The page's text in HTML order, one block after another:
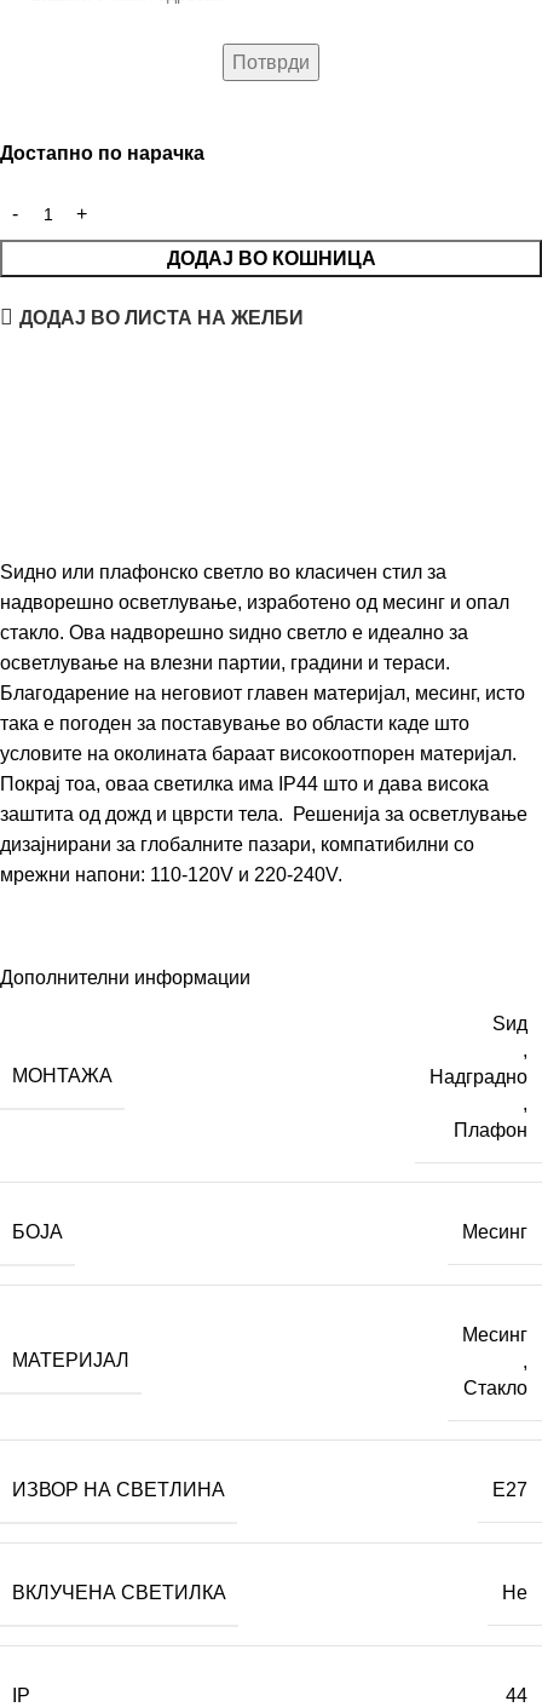
Достапно по нарачка
ДОДАЈ ВО КОШНИЦА
ДОДАЈ ВО ЛИСТА НА ЖЕЛБИ
Ѕидно или плафонско светло во класичен стил за
надворешно осветлување, изработено од месинг и опал
стакло. Ова надворешно ѕидно светло е идеално за
осветлување на влезни партии, градини и тераси.
Благодарение на неговиот главен материјал, месинг, исто
така е погоден за поставување во области каде што
условите на околината бараат високоотпорен материјал.
Покрај тоа, оваа светилка има IP44 што и дава висока
заштита од дожд и цврсти тела. Решенија за осветлување
дизајнирани за глобалните пазари, компатибилни со
мрежни напони: 110-120V и 220-240V.
Дополнителни информации
МОНТАЖА
Ѕид
,
Надградно
,
Плафон
БОЈА Месинг
МАТЕРИЈАЛ
Месинг
,
Стакло
ИЗВОР НА СВЕТЛИНА E27
ВКЛУЧЕНА СВЕТИЛКА Не
IP 44